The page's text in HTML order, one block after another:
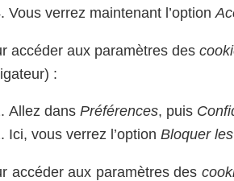
Vous verrez maintenant l’option
accéder aux paramètres des
:
Allez dans Préférences, puis
Ici, vous verrez l’option Bloquer
accéder aux paramètres des